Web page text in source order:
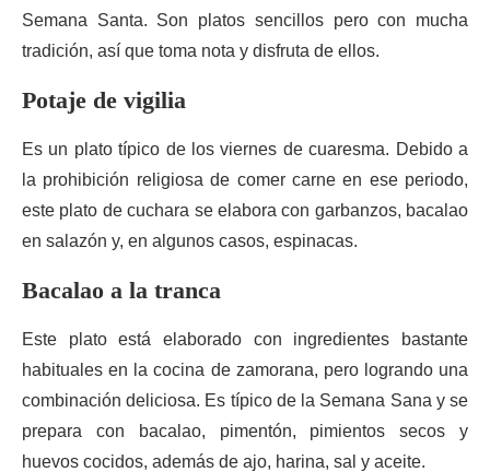
Semana Santa. Son platos sencillos pero con mucha
tradición, así que toma nota y disfruta de ellos.
Potaje de vigilia
Es un plato típico de los viernes de cuaresma. Debido a
la prohibición religiosa de comer carne en ese periodo,
este plato de cuchara se elabora con garbanzos, bacalao
en salazón y, en algunos casos, espinacas.
Bacalao a la tranca
Este plato está elaborado con ingredientes bastante
habituales en la cocina de zamorana, pero logrando una
combinación deliciosa. Es típico de la Semana Sana y se
prepara con bacalao, pimentón, pimientos secos y
huevos cocidos, además de ajo, harina, sal y aceite.